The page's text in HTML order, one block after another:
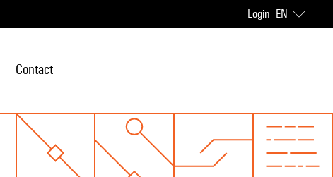
Login EN
Contact